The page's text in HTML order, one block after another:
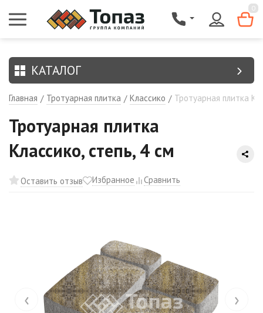
0
КАТАЛОГ
Главная / Тротуарная плитка / Классико / Тротуарная плитка
Тротуарная плитка
Классико, степь, 4 см
Оставить отзыв Избранное Сравнить
‹ ›